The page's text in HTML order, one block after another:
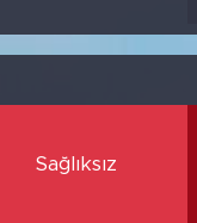
Sağlıksız